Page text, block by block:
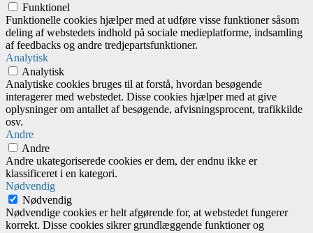
Funktionel
Funktionelle cookies hjælper med at udføre visse funktioner såsom
deling af webstedets indhold på sociale medieplatforme, indsamling
af feedbacks og andre tredjepartsfunktioner.
Analytisk
Analytisk
Analytiske cookies bruges til at forstå, hvordan besøgende
interagerer med webstedet. Disse cookies hjælper med at give
oplysninger om antallet af besøgende, afvisningsprocent, trafikkilde
osv.
Andre
Andre
Andre ukategoriserede cookies er dem, der endnu ikke er
klassificeret i en kategori.
Nødvendig
Nødvendig
Nødvendige cookies er helt afgørende for, at webstedet fungerer
korrekt. Disse cookies sikrer grundlæggende funktioner og